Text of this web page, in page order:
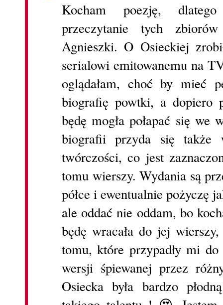
Kocham poezję,
przeczytanie tych
Agnieszki. O Osieckiej
serialowi emitowanemu na
oglądałam, choć by mieć
biografię powtki, a dopiero
będę mogła połapać się
biografii przyda się także
twórczości, co jest
tomu wierszy. Wydania są
półce i ewentualnie pożyczę
ale oddać nie oddam, bo
będę wracała do jej
tomu, które przypadły mi
wersji śpiewanej przez
Osiecka była bardzo